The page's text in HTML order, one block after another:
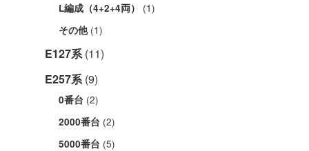
L編成（4+2+4両） (1)
その他(1)
E127系(11)
E257系(9)
0番台 (2)
2000番台 (2)
5000番台 (5)